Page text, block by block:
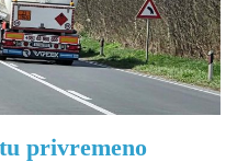
privremeno